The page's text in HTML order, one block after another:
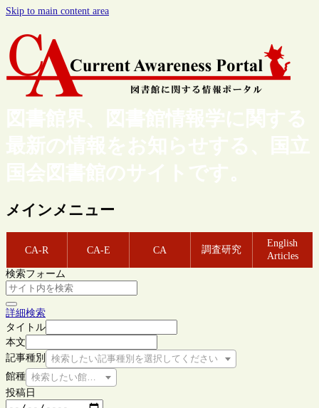
Skip to main content area
図書館界、図書館情報学に関する
最新の情報をお知らせする、国立
国会図書館のサイトです。
メインメニュー
CA-R CA-E CA 調査研究
English
Articles
検索フォーム
詳細検索
タイトル
本文
記事種別
検索したい記事種別を選択してください
館種 検索したい館種を選択してください
投稿日